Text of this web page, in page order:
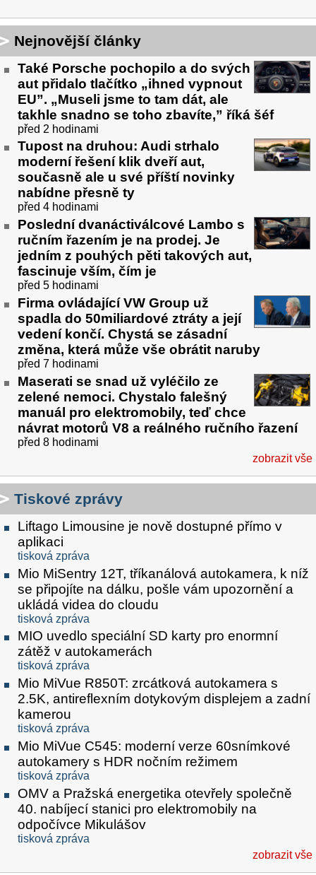
Nejnovější články
Také Porsche pochopilo a do svých
aut přidalo tlačítko „ihned vypnout
EU”. „Museli jsme to tam dát, ale
takhle snadno se toho zbavíte,” říká šéf
před 2 hodinami
Tupost na druhou: Audi strhalo
moderní řešení klik dveří aut,
současně ale u své příští novinky
nabídne přesně ty
před 4 hodinami
Poslední dvanáctiválcové Lambo s
ručním řazením je na prodej. Je
jedním z pouhých pěti takových aut,
fascinuje vším, čím je
před 5 hodinami
Firma ovládající VW Group už
spadla do 50miliardové ztráty a její
vedení končí. Chystá se zásadní
změna, která může vše obrátit naruby
před 7 hodinami
Maserati se snad už vyléčilo ze
zelené nemoci. Chystalo falešný
manuál pro elektromobily, teď chce
návrat motorů V8 a reálného ručního řazení
před 8 hodinami
zobrazit vše
Tiskové zprávy
Liftago Limousine je nově dostupné přímo v
aplikaci
tisková zpráva
Mio MiSentry 12T, tříkanálová autokamera, k níž
se připojíte na dálku, pošle vám upozornění a
ukládá videa do cloudu
tisková zpráva
MIO uvedlo speciální SD karty pro enormní
zátěž v autokamerách
tisková zpráva
Mio MiVue R850T: zrcátková autokamera s
2.5K, antireflexním dotykovým displejem a zadní
kamerou
tisková zpráva
Mio MiVue C545: moderní verze 60snímkové
autokamery s HDR nočním režimem
tisková zpráva
OMV a Pražská energetika otevřely společně
40. nabíjecí stanici pro elektromobily na
odpočívce Mikulášov
tisková zpráva
zobrazit vše